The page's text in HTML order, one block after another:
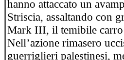
hanno attaccato un
Striscia, assaltando con
Mark III, il temibile carro
Nell’azione rimasero
guerriglieri palestinesi,